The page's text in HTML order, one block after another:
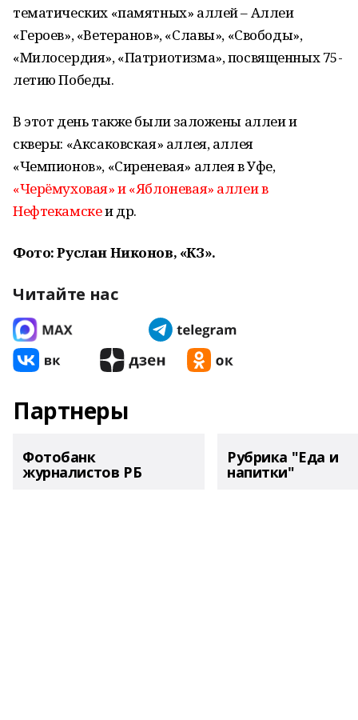
тематических «памятных» аллей – Аллеи
«Героев», «Ветеранов», «Славы», «Свободы»,
«Милосердия», «Патриотизма», посвященных 75-
летию Победы.
В этот день также были заложены аллеи и
скверы: «Аксаковская» аллея, аллея
«Чемпионов», «Сиреневая» аллея в Уфе,
«Черёмуховая» и «Яблоневая» аллеи в
Нефтекамскеи др.
Фото: Руслан Никонов, «КЗ».
Читайте нас
Партнеры
Фотобанк
журналистов РБ
Рубрика "Еда и
напитки"